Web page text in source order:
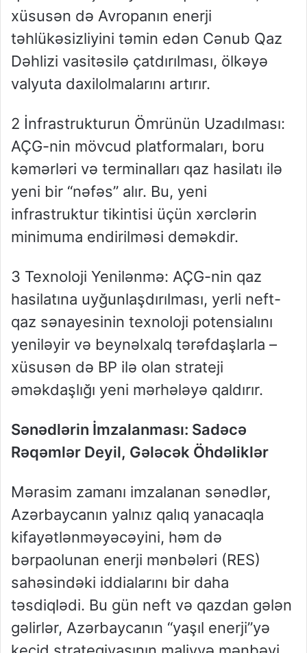
xüsusən də Avropanın enerji
təhlükəsizliyini təmin edən Cənub Qaz
Dəhlizi vasitəsilə çatdırılması, ölkəyə
valyuta daxilolmalarını artırır.
2 İnfrastrukturun Ömrünün Uzadılması:
AÇG-nin mövcud platformaları, boru
kəmərləri və terminalları qaz hasilatı ilə
yeni bir “nəfəs” alır. Bu, yeni
infrastruktur tikintisi üçün xərclərin
minimuma endirilməsi deməkdir.
3 Texnoloji Yenilənmə: AÇG-nin qaz
hasilatına uyğunlaşdırılması, yerli neft-
qaz sənayesinin texnoloji potensialını
yeniləyir və beynəlxalq tərəfdaşlarla –
xüsusən də BP ilə olan strateji
əməkdaşlığı yeni mərhələyə qaldırır.
Sənədlərin İmzalanması: Sadəcə
Rəqəmlər Deyil, Gələcək Öhdəliklər
Mərasim zamanı imzalanan sənədlər,
Azərbaycanın yalnız qalıq yanacaqla
kifayətlənməyəcəyini, həm də
bərpaolunan enerji mənbələri (RES)
sahəsindəki iddialarını bir daha
təsdiqlədi. Bu gün neft və qazdan gələn
gəlirlər, Azərbaycanın “yaşıl enerji”yə